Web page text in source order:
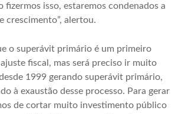
fizermos isso, estaremos condenados a
crescimento”, alertou.
o superávit primário é um primeiro
fiscal, mas será preciso ir muito
1999 gerando superávit primário,
à exaustão desse processo. Para gerar
de cortar muito investimento público